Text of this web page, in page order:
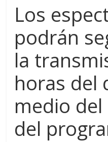
Los
podrán
la
horas del
medio
del